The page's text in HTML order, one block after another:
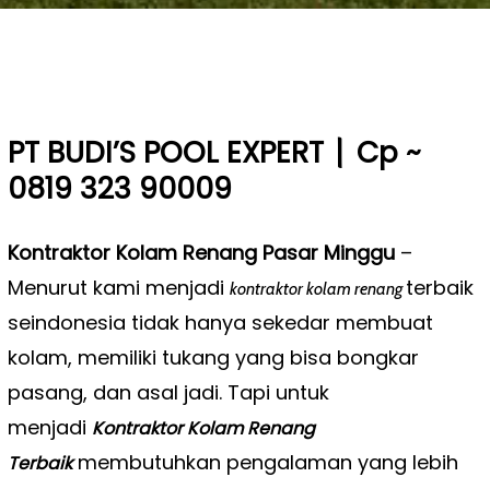
PT BUDI’S POOL EXPERT| Cp ~
0819 323 90009
Kontraktor Kolam Renang Pasar Minggu–
Menurut kami menjadi kontraktor kolam renangterbaik
seindonesia tidak hanya sekedar membuat
kolam, memiliki tukang yang bisa bongkar
pasang, dan asal jadi. Tapi untuk
menjadi Kontraktor Kolam Renang
Terbaikmembutuhkan pengalaman yang lebih